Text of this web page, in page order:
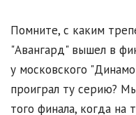
Помните, с каким
"Авангард" вышел в
у московского
проиграл ту серию?
того финала, когда на